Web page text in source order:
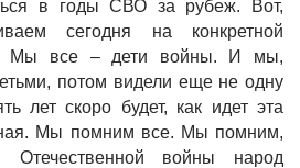
в годы СВО за рубеж. Вот,
сегодня на конкретной
Мы все – дети войны. И мы,
потом видели еще не одну
лет скоро будет, как идет эта
Мы помним все. Мы помним,
Отечественной войны народ